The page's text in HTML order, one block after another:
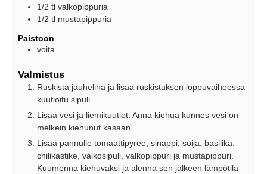
1/2 tl valkopippuria
1/2 tl mustapippuria
Paistoon
voita
Valmistus
Ruskista jauheliha ja lisää ruskistuksen loppuvaiheessa
kuutioitu sipuli.
Lisää vesi ja liemikuutiot. Anna kiehua kunnes vesi on
melkein kiehunut kasaan.
Lisää pannulle tomaattipyree, sinappi, soija, basilika,
chilikastike, valkosipuli, valkopippuri ja mustapippuri.
Kuumenna kiehuvaksi ja alenna sen jälkeen lämpötila